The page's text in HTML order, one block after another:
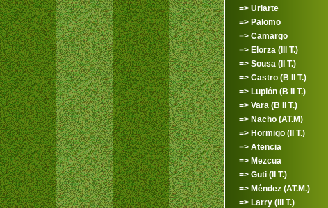
=> Uriarte
=> Palomo
=> Camargo
=> Elorza (III T.)
=> Sousa (II T.)
=> Castro (B II T.)
=> Lupión (B II T.)
=> Vara (B II T.)
=> Nacho (AT.M)
=> Hormigo (II T.)
=> Atencia
=> Mezcua
=> Guti (II T.)
=> Méndez (AT.M.)
=> Larry (III T.)